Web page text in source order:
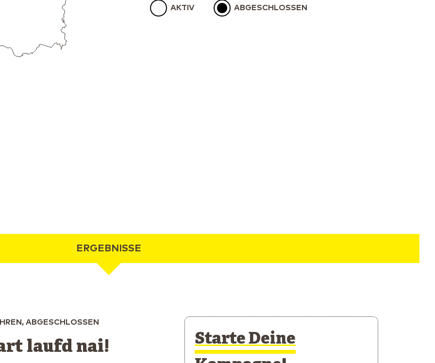
AKTIV ABGESCHLOSSEN
ERGEBNISSE
ABGESCHLOSSEN
laufd nai!
Starte Deine